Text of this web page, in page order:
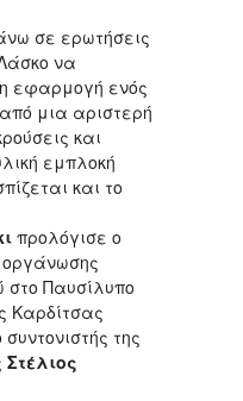
σε ερωτήσεις
να
εφαρμογή ενός
μια αριστερή
και
εμπλοκή
και το
προλόγισε ο
οργάνωσης
στο Παυσίλυπο
Καρδίτσας
συντονιστής της
Στέλιος